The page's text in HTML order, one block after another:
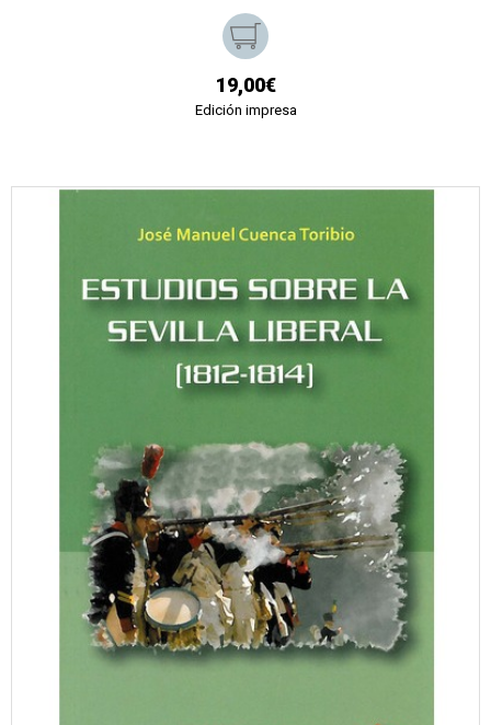
19,00€
Edición impresa